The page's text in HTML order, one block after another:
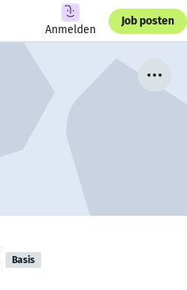
Anmelden
Job posten
Basis